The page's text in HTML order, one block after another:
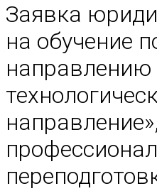
Заявка
на обучение